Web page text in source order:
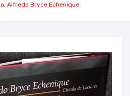
Alfredo Bryce Echenique.